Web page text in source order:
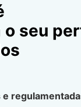
o seu